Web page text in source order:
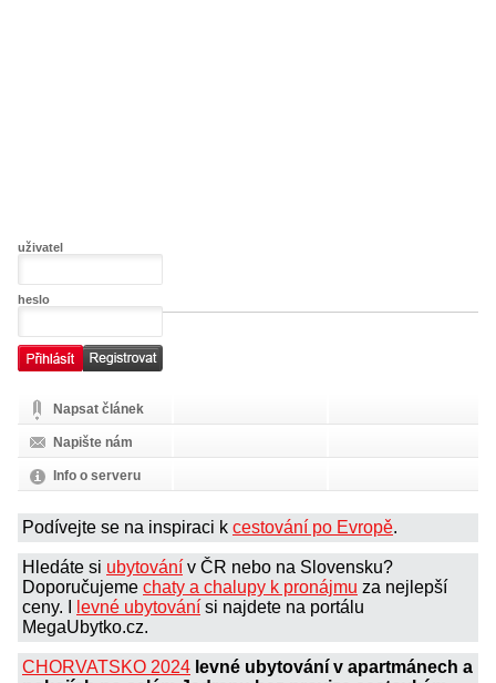
uživatel
heslo
Napsat článek
Napište nám
Info o serveru
Podívejte se na inspiraci k cestování po Evropě.
Hledáte si ubytování v ČR nebo na Slovensku?
Doporučujeme chaty a chalupy k pronájmu za nejlepší
ceny. I
levné ubytování si najdete na portálu
MegaUbytko.cz.
CHORVATSKO 2024 levné ubytování v apartmánech a